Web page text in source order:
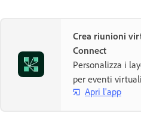
Crea riunioni
Connect
Personalizza i
per eventi
Apri l'app